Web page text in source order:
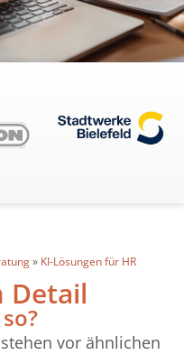
» KI-Lösungen für HR
Detail
vor ähnlichen